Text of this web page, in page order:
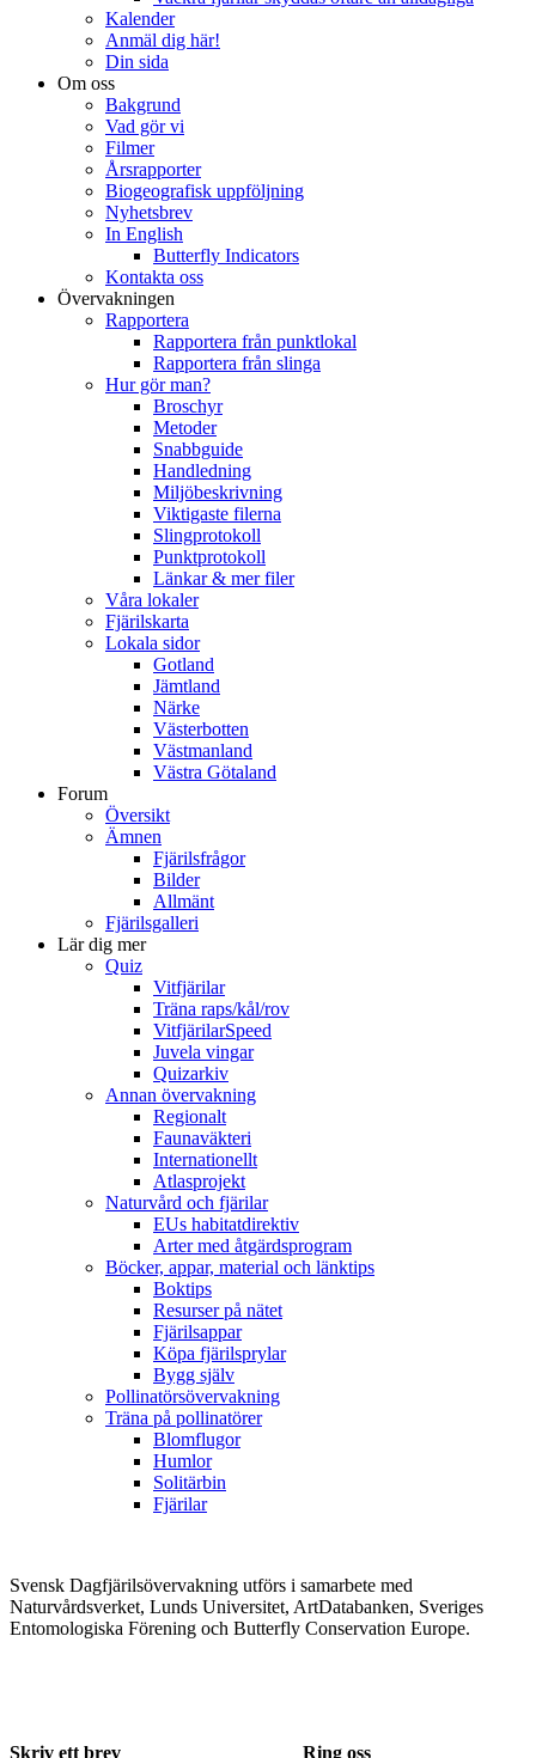
Kalender
Anmäl dig här!
Din sida
Om oss
Bakgrund
Vad gör vi
Filmer
Årsrapporter
Biogeografisk uppföljning
Nyhetsbrev
In English
Butterfly Indicators
Kontakta oss
Övervakningen
Rapportera
Rapportera från punktlokal
Rapportera från slinga
Hur gör man?
Broschyr
Metoder
Snabbguide
Handledning
Miljöbeskrivning
Viktigaste filerna
Slingprotokoll
Punktprotokoll
Länkar & mer filer
Våra lokaler
Fjärilskarta
Lokala sidor
Gotland
Jämtland
Närke
Västerbotten
Västmanland
Västra Götaland
Forum
Översikt
Ämnen
Fjärilsfrågor
Bilder
Allmänt
Fjärilsgalleri
Lär dig mer
Quiz
Vitfjärilar
Träna raps/kål/rov
VitfjärilarSpeed
Juvela vingar
Quizarkiv
Annan övervakning
Regionalt
Faunaväkteri
Internationellt
Atlasprojekt
Naturvård och fjärilar
EUs habitatdirektiv
Arter med åtgärdsprogram
Böcker, appar, material och länktips
Boktips
Resurser på nätet
Fjärilsappar
Köpa fjärilsprylar
Bygg själv
Pollinatörsövervakning
Träna på pollinatörer
Blomflugor
Humlor
Solitärbin
Fjärilar
Svensk Dagfjärilsövervakning utförs i samarbete med
Naturvårdsverket, Lunds Universitet, ArtDatabanken, Sveriges
Entomologiska Förening och Butterfly Conservation Europe.
Skriv ett brev Ring oss